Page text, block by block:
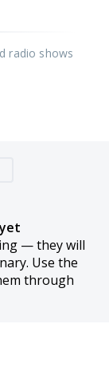
radio shows
— they will
Use the
through